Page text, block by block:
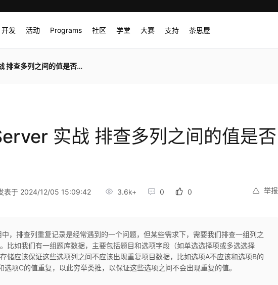
开发 活动 Programs 社区 学堂 大赛 支持 茶思屋
查多列之间的值是否重复
实战 排查多列之间的值是否
举报
表于 2024/12/05 15:09:42 3.6k+ 0 0
中，排查列重复记录是经常遇到的一个问题，但某些需求下，需要我们排查一组列之
比如我们有一组题库数据，主要包括题目和选项字段（如单选选择项或多选选择
储应该保证这些选项列之间不应该出现重复项目数据，比如选项A不应该和选项B的
选项C的值重复，以此穷举类推，以保证这些选项之间不会出现重复的值。